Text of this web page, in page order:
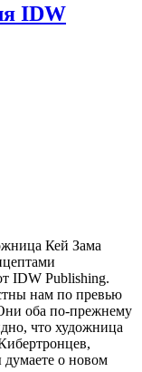
IDW
Кей Зама
IDW Publishing.
нам по превью
оба по-прежнему
что художница
думаете о новом